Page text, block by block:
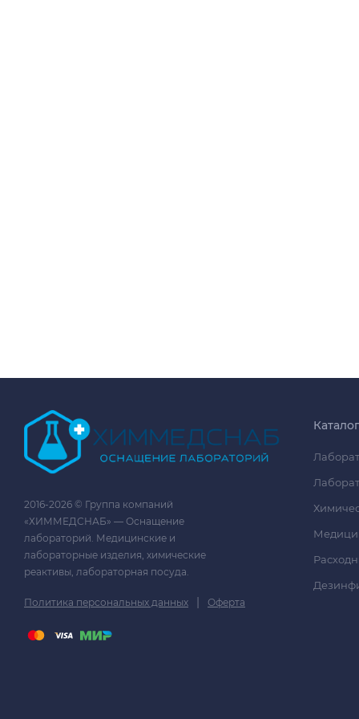
2016-2026 © Группа компаний
«ХИММЕДСНАБ» — Оснащение
лабораторий. Медицинские и
лабораторные изделия, химические
реактивы, лабораторная посуда.
Политика персональных данных | Оферта